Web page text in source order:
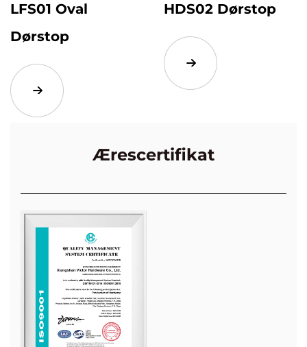
LFS01 Oval
Dørstop
HDS02 Dørstop
Ærescertifikat